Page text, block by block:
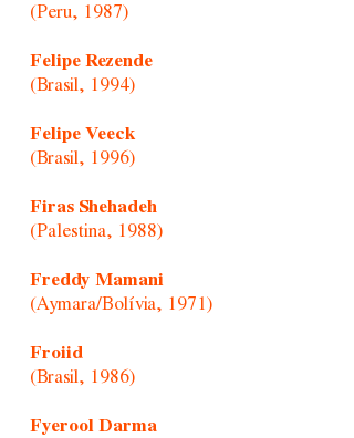
(Peru, 1987)
Felipe Rezende
(Brasil, 1994)
Felipe Veeck
(Brasil, 1996)
Firas Shehadeh
(Palestina, 1988)
Freddy Mamani
(Aymara/Bolívia, 1971)
Froiid
(Brasil, 1986)
Fyerool Darma